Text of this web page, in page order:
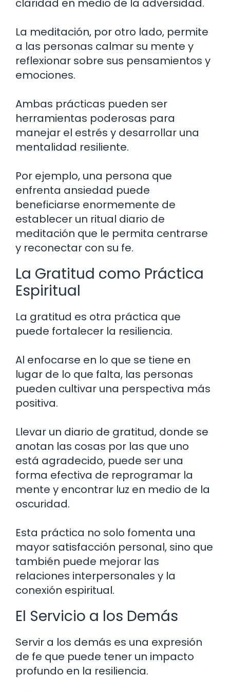
claridad en medio de la adversidad.
La meditación, por otro lado, permite
a las personas calmar su mente y
reflexionar sobre sus pensamientos y
emociones.
Ambas prácticas pueden ser
herramientas poderosas para
manejar el estrés y desarrollar una
mentalidad resiliente.
Por ejemplo, una persona que
enfrenta ansiedad puede
beneficiarse enormemente de
establecer un ritual diario de
meditación que le permita centrarse
y reconectar con su fe.
La Gratitud como Práctica
Espiritual
La gratitud es otra práctica que
puede fortalecer la resiliencia.
Al enfocarse en lo que se tiene en
lugar de lo que falta, las personas
pueden cultivar una perspectiva más
positiva.
Llevar un diario de gratitud, donde se
anotan las cosas por las que uno
está agradecido, puede ser una
forma efectiva de reprogramar la
mente y encontrar luz en medio de la
oscuridad.
Esta práctica no solo fomenta una
mayor satisfacción personal, sino que
también puede mejorar las
relaciones interpersonales y la
conexión espiritual.
El Servicio a los Demás
Servir a los demás es una expresión
de fe que puede tener un impacto
profundo en la resiliencia.